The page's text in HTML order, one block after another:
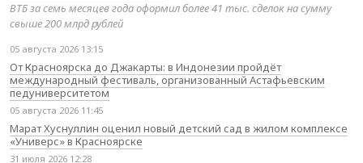
ВТБ за семь месяцев года оформил более 41 тыс. сделок на сумму
свыше 200 млрд рублей
05 августа 2026 13:15
От Красноярска до Джакарты: в Индонезии пройдёт
международный фестиваль, организованный Астафьевским
педуниверситетом
05 августа 2026 11:45
Марат Хуснуллин оценил новый детский сад в жилом комплексе
«Универс» в Красноярске
31 июля 2026 12:28